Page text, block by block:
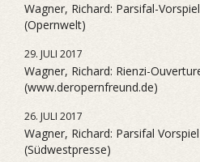
Wagner, Richard: Parsifal-
(Opernwelt)
29. JULI 2017
Wagner, Richard: Rienzi-
(www.deropernfreund.de)
26. JULI 2017
Wagner, Richard: Parsifal
(Südwestpresse)